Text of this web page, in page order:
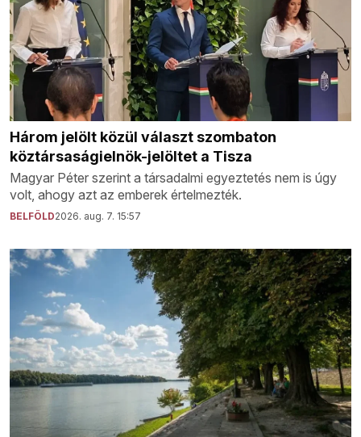
Három jelölt közül választ szombaton
köztársaságielnök-jelöltet a Tisza
Magyar Péter szerint a társadalmi egyeztetés nem is úgy
volt, ahogy azt az emberek értelmezték.
BELFÖLD2026. aug. 7. 15:57